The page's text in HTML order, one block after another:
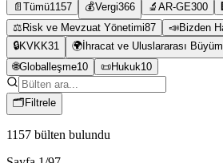
📄 Tümü1157 💰Vergi366 🔬 AR-GE300
⚖️ Risk ve Mevzuat Yönetimi87 📣Bizden
🔒KVKK31 🌍 İhracat ve Uluslararası
🌐Globalleşme10 📜Hukuk10
🗂 Filtrele
1157 bülten bulundu